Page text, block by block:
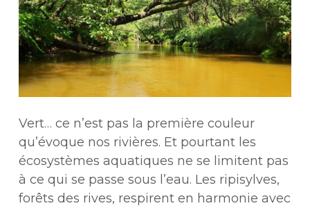
Vert… ce n’est pas la première couleur
qu’évoque nos rivières. Et pourtant les
écosystèmes aquatiques ne se limitent pas
à ce qui se passe sous l’eau. Les ripisylves,
forêts des rives, respirent en harmonie avec